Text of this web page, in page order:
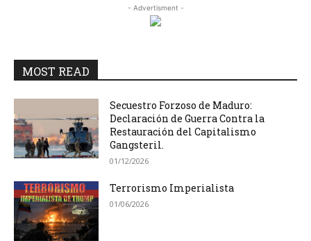
- Advertisment -
MOST READ
Secuestro Forzoso de Maduro:
Declaración de Guerra Contra la
Restauración del Capitalismo
Gangsteril.
01/12/2026
Terrorismo Imperialista
01/06/2026